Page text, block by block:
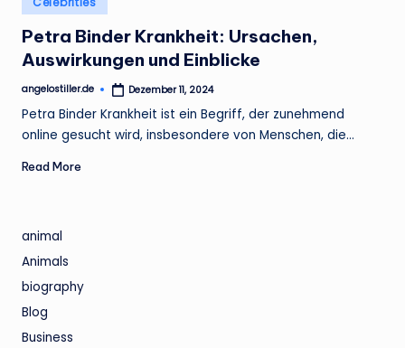
.
d
e
in
Petra Binder Krankheit: Ursachen,
Auswirkungen und Einblicke
Posted
angelostiller.de Dezember 11, 2024
Petra Binder Krankheit ist ein Begriff, der zunehmend
online gesucht wird, insbesondere von Menschen, die…
Read More
animal
Animals
biography
Blog
Business